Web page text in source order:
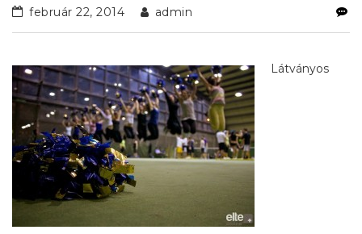
február 22, 2014 admin
Látványos